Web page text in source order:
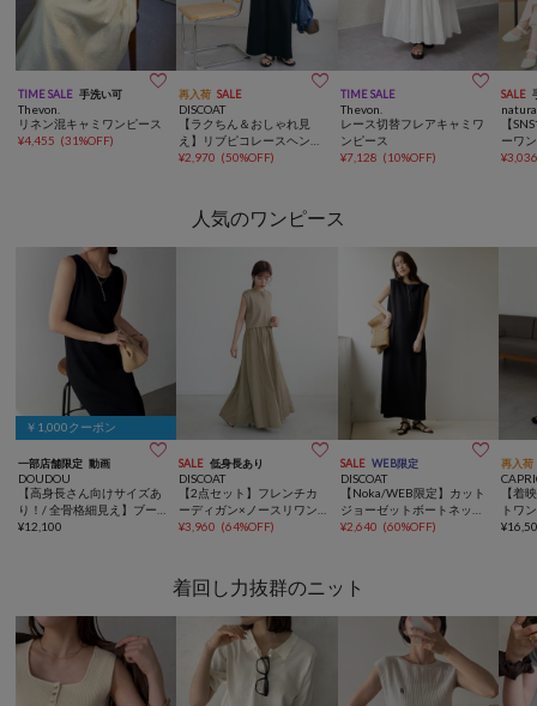
TIME SALE 手洗い可 
Thevon.
リネン混キャミワンピース
¥4,455 (31%OFF)
再入荷 SALE 
DISCOAT
【ラクちん＆おしゃれ見
え】リブピコレースヘンリ
ーカット半袖ワンピース
¥2,970 (50%OFF)
TIME SALE 
Thevon.
レース切替フレアキャミワ
ンピース
¥7,128 (10%OFF)
SALE
【
ーワ
¥
人気のワンピース
￥1,000クーポン
一部店舗限定 動画 
DOUDOU
【高身長さん向けサイズあ
り！/ 全骨格細見え】ブー
クレーダンボールタンクワ
¥12,100
SALE 低身長あり 
DISCOAT
【2点セット】フレンチカ
ーディガン×ノースリワン
ピース
¥3,960 (64%OFF)
SALE WEB限定 
DISCOAT
【Noka/WEB限定】カット
ジョーゼットボートネック
ワンピース
¥2,640 (60%OFF)
再入荷
【着
トワ
¥
着回し力抜群のニット